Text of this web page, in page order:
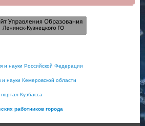
и науки Российской Федерации
науки Кемеровской области
Кузбасса
работников города